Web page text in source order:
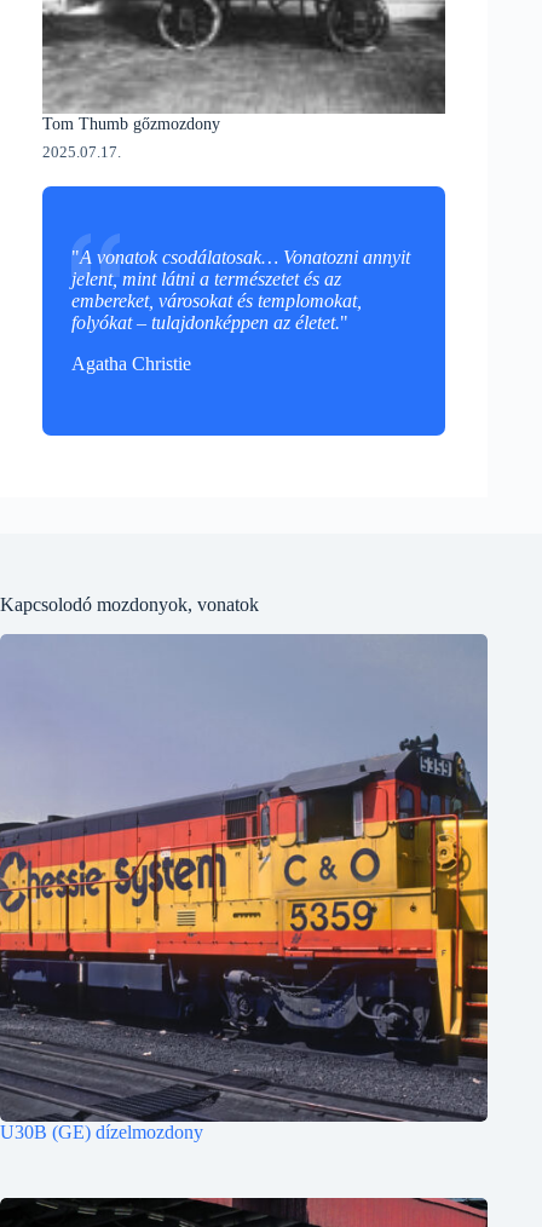
Tom Thumb gőzmozdony
2025.07.17.
"A vonatok csodálatosak… Vonatozni annyit
jelent, mint látni a természetet és az
embereket, városokat és templomokat,
folyókat – tulajdonképpen az életet."
Agatha Christie
Kapcsolodó mozdonyok, vonatok
U30B (GE) dízelmozdony